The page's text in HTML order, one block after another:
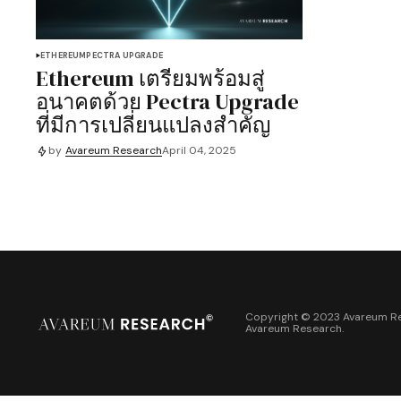
ETHEREUMPECTRA UPGRADE
Ethereum เตรียมพร้อมสู่
อนาคตด้วย Pectra Upgrade
ที่มีการเปลี่ยนแปลงสำคัญ
by Avareum ResearchApril 04, 2025
Copyright © 2023 Avareum
Avareum Research.